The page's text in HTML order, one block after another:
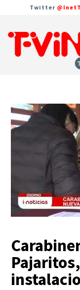
Twitter